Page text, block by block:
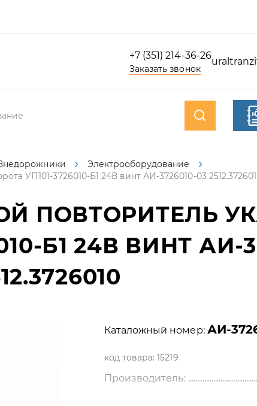
+7 (351) 214-36-26
Заказать звонок
Электрооборудование
УП101-3726010-Б1 24В винт АИ-3726010-03
ПОВТОРИТЕЛЬ
Б1 24В ВИНТ АИ-
Каталожный номер: АИ-
код товара: 15219
Производитель: